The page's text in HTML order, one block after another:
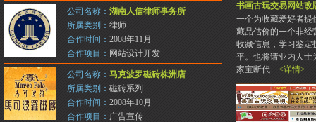
公司名称： 湖南人信律师事务所
所属类别： 律师
合作时间： 2008年11月
合作项目： 网站设计开发
公司名称： 马克波罗磁砖株洲店
所属类别： 磁砖系列
合作时间： 2008年10月
合作项目： 广告宣传
书画古玩交易网站改
一个为收藏爱好者提
藏品估价的一个非经
收藏信息，学习鉴定
平。也将请业内人士
家宝断代... <详情>